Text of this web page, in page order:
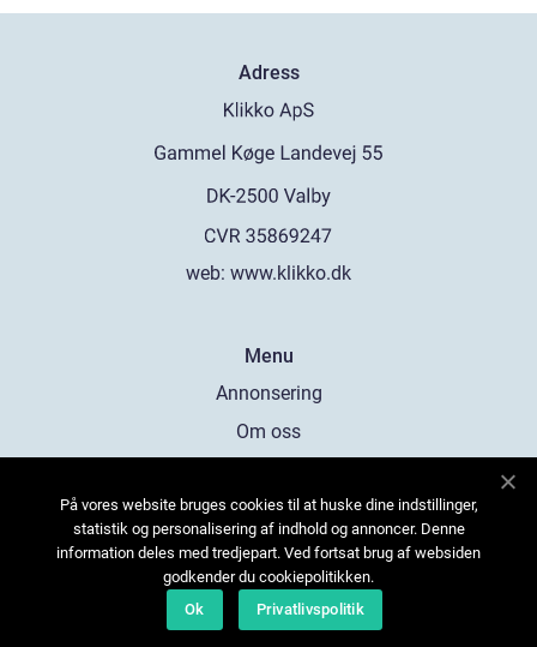
Adress
web: www.klikko.dk
Menu
Annonsering
Om oss
Kontakta oss
Sitemap
På vores website bruges cookies til at huske dine indstillinger,
statistik og personalisering af indhold og annoncer. Denne
information deles med tredjepart. Ved fortsat brug af websiden
godkender du cookiepolitikken.
Ok
Privatlivspolitik